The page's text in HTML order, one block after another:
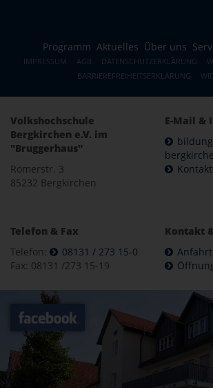
Programm Aktuelles Über uns
IMPRESSUM AGB DATENSCHUTZERKLÄRUNG
BARRIEREFREIHEITSERKLÄRUNG
Volkshochschule
Bergkirchen e.V. im
"Bruggerhaus"
Römerstr. 3
85232 Bergkirchen
E-Mail &
Telefon & Fax
Telefon:
08131 / 273 15-0
Fax: 08131 /273 15-19
Kontakt
Anfahrt